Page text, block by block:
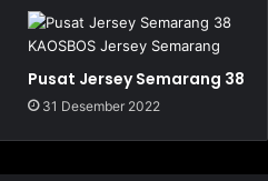
Pusat Jersey Semarang 38
31 Desember 2022